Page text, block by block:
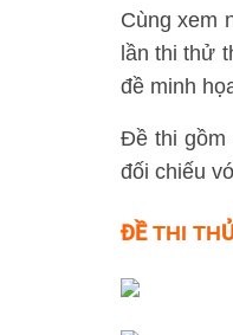
Cùng xem
lần thi thử
đề minh
Đề thi gồm
đối chiếu
ĐỀ THI